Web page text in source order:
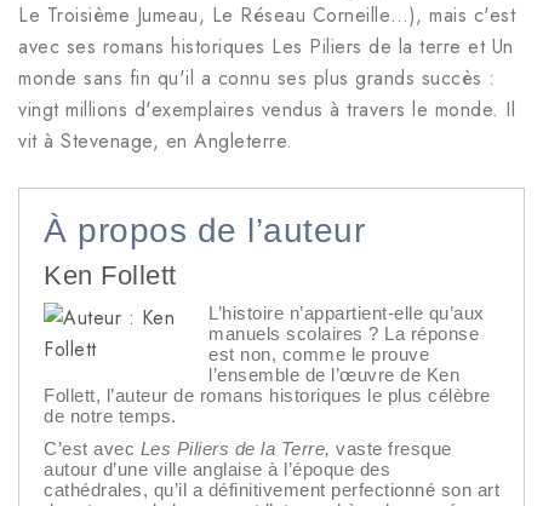
Le Troisième Jumeau, Le Réseau Corneille…), mais c'est
avec ses romans historiques Les Piliers de la terre et Un
monde sans fin qu'il a connu ses plus grands succès :
vingt millions d'exemplaires vendus à travers le monde. Il
vit à Stevenage, en Angleterre.
À propos de l’auteur
Ken Follett
L’histoire n’appartient-elle qu’aux
manuels scolaires ? La réponse
est non, comme le prouve
l’ensemble de l’œuvre de Ken
Follett, l’auteur de romans historiques le plus célèbre
de notre temps.
C’est avec Les Piliers de la Terre, vaste fresque
autour d’une ville anglaise à l’époque des
cathédrales, qu’il a définitivement perfectionné son art